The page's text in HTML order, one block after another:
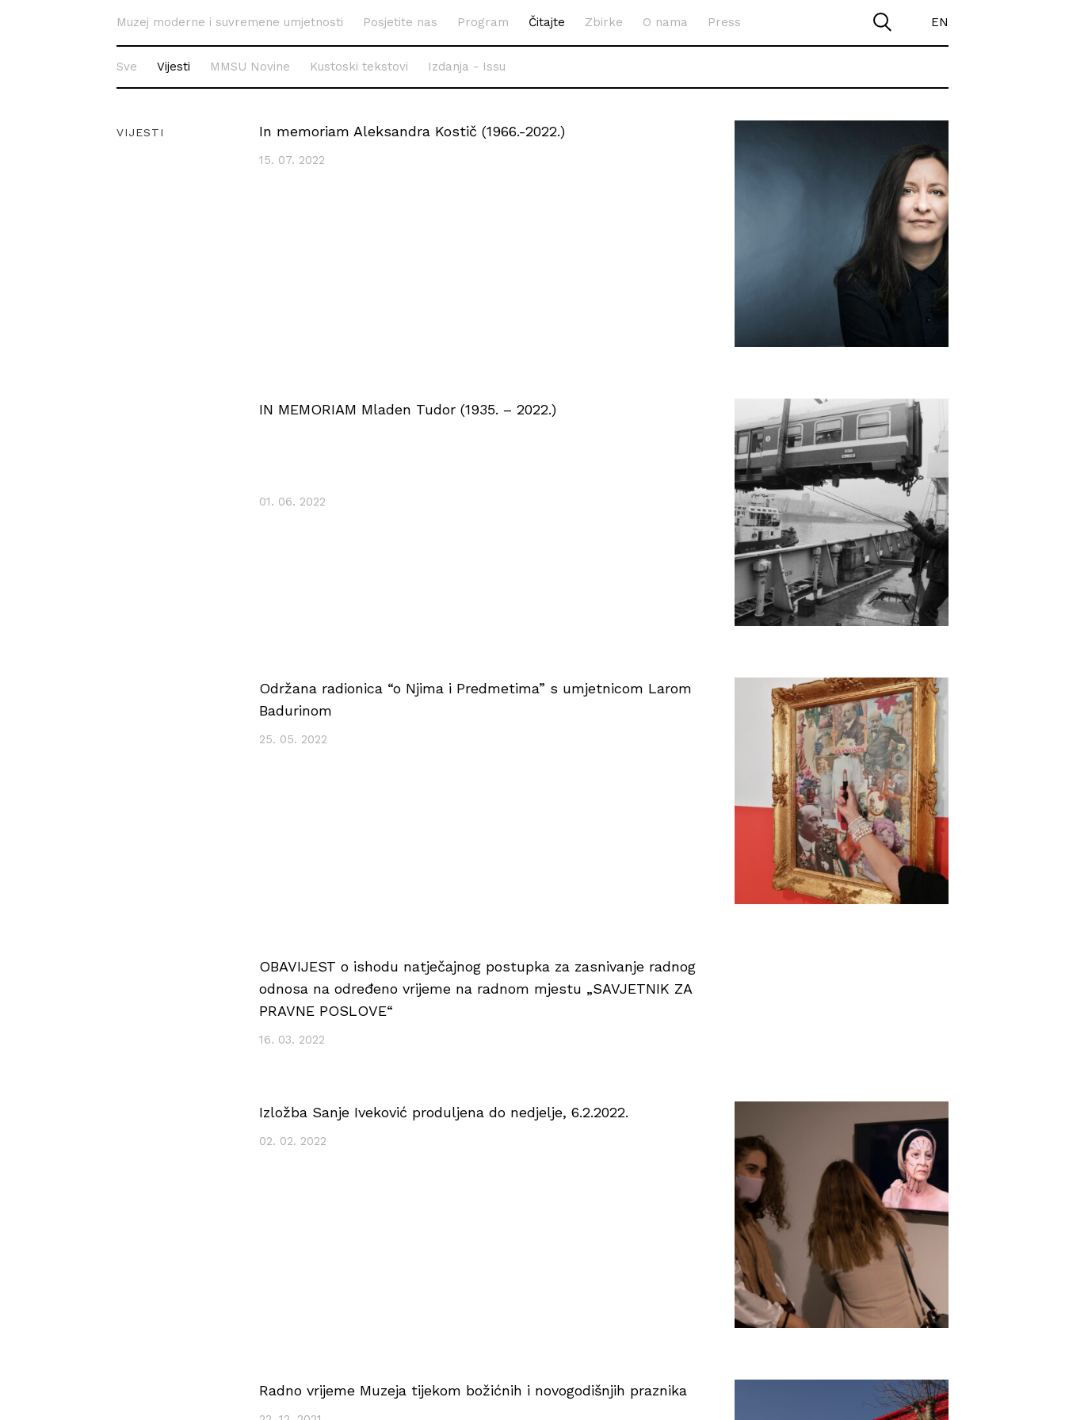
Muzej moderne i suvremene umjetnosti Posjetite nas Program Čitajte Zbirke O nama Press EN
Sve Vijesti MMSU Novine Kustoski tekstovi Izdanja - Issu
VIJESTI In memoriam Aleksandra Kostič (1966.-2022.)
15. 07. 2022
IN MEMORIAM Mladen Tudor (1935. – 2022.)
01. 06. 2022
Održana radionica “o Njima i Predmetima” s umjetnicom Larom
Badurinom
25. 05. 2022
OBAVIJEST o ishodu natječajnog postupka za zasnivanje radnog
odnosa na određeno vrijeme na radnom mjestu „SAVJETNIK ZA
PRAVNE POSLOVE“
16. 03. 2022
Izložba Sanje Iveković produljena do nedjelje, 6.2.2022.
02. 02. 2022
Radno vrijeme Muzeja tijekom božićnih i novogodišnjih praznika